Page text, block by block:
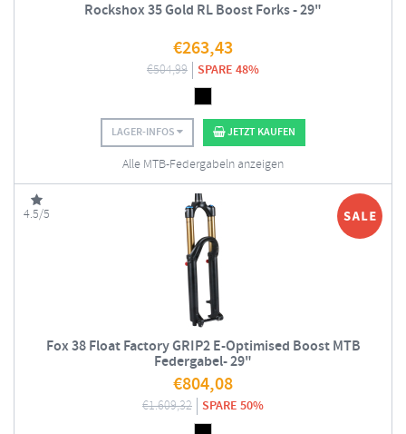
Rockshox 35 Gold RL Boost Forks - 29"
€263,43
€504,99 SPARE 48%
LAGER-INFOS JETZT KAUFEN
Alle MTB-Federgabeln anzeigen
4.5/5
Fox 38 Float Factory GRIP2 E-Optimised Boost MTB
Federgabel- 29"
€804,08
€1.609,32 SPARE 50%